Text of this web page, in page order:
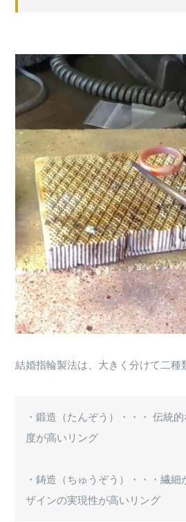
結婚指輪製法は、大きく分けて二種
・鍛造（たんぞう）・・・ 伝統
度が高いリング
・鋳造（ちゅうぞう）・・・繊
ザインの実現性が高いリング